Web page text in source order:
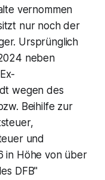
vernommen
nur noch der
Ursprünglich
neben
wegen des
Beihilfe zur
und
in Höhe von über
DFB"